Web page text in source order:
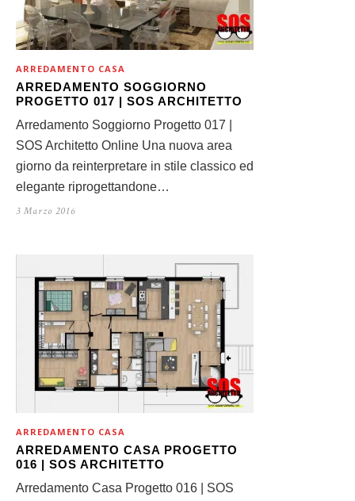
ARREDAMENTO CASA
ARREDAMENTO SOGGIORNO
PROGETTO 017 | SOS ARCHITETTO
Arredamento Soggiorno Progetto 017 |
SOS Architetto Online Una nuova area
giorno da reinterpretare in stile classico ed
elegante riprogettandone…
3 Marzo 2016
ARREDAMENTO CASA
ARREDAMENTO CASA PROGETTO
016 | SOS ARCHITETTO
Arredamento Casa Progetto 016 | SOS